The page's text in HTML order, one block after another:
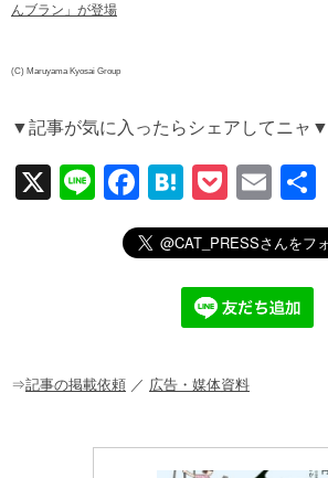
んブラン」が登場
(C) Maruyama Kyosai Group
▼記事が気に入ったらシェアしてニャ▼
X
Li
F
a
c
o
H
at
e
n
a
P
o
ck
et
E
m
ail
⇒記事の掲載依頼 ／ 広告・媒体資料